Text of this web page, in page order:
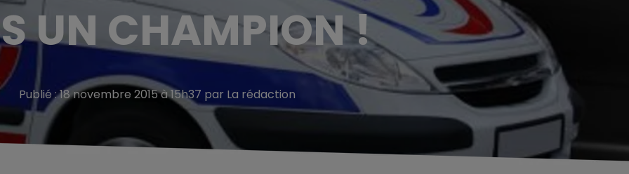
UN CHAMPION !
Publié : 18 novembre 2015 à 15h37 par La rédaction